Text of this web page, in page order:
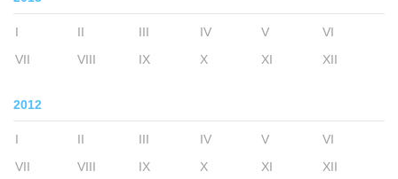
I II III IV V
VI
VII
VIII IX X XI XII
2012
I II III IV V
VI
VII
VIII IX X XI XII